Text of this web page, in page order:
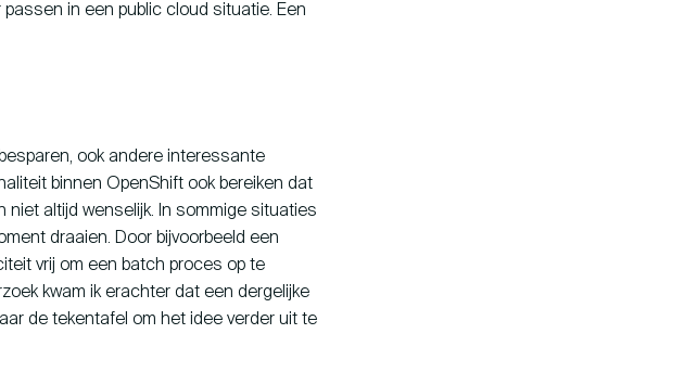
in een public cloud situatie. Een
ook andere interessante
binnen OpenShift ook bereiken dat
altijd wenselijk. In sommige situaties
draaien. Door bijvoorbeeld een
vrij om een batch proces op te
kwam ik erachter dat een dergelijke
de tekentafel om het idee verder uit te